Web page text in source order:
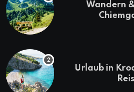
Wandern
Urlaub in